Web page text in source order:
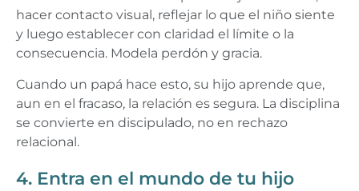
hacer contacto visual, reflejar lo que el niño siente
y luego establecer con claridad el límite o la
consecuencia. Modela perdón y gracia.
Cuando un papá hace esto, su hijo aprende que,
aun en el fracaso, la relación es segura. La disciplina
se convierte en discipulado, no en rechazo
relacional.
4. Entra en el mundo de tu hijo